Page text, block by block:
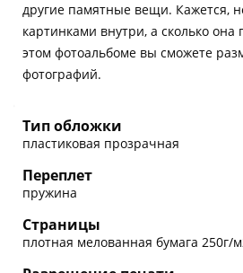
другие памятные вещи. Кажется,
картинками внутри, а сколько она
этом фотоальбоме вы сможете
фотографий.
Тип обложки
пластиковая прозрачная
Переплет
пружина
Страницы
плотная мелованная бумага 250г/